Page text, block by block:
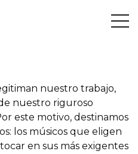
nuestro trabajo,
nuestro riguroso
este motivo, destinamos
los músicos que eligen
en sus más exigentes